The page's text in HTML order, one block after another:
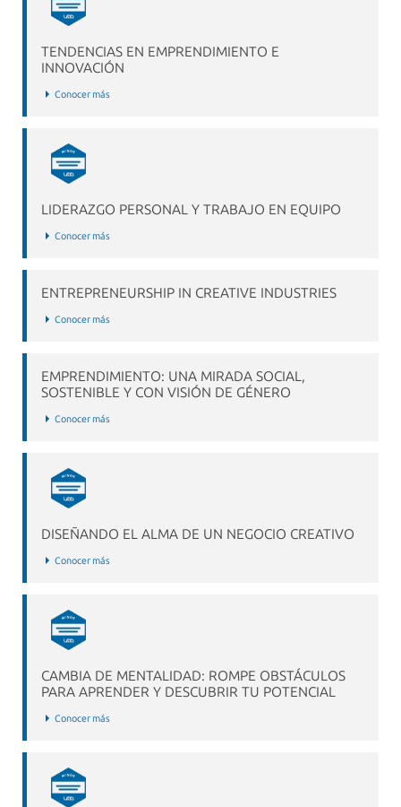
TENDENCIAS EN EMPRENDIMIENTO E
INNOVACIÓN
Conocer más
LIDERAZGO PERSONAL Y TRABAJO EN EQUIPO
Conocer más
ENTREPRENEURSHIP IN CREATIVE INDUSTRIES
Conocer más
EMPRENDIMIENTO: UNA MIRADA SOCIAL,
SOSTENIBLE Y CON VISIÓN DE GÉNERO
Conocer más
DISEÑANDO EL ALMA DE UN NEGOCIO CREATIVO
Conocer más
CAMBIA DE MENTALIDAD: ROMPE OBSTÁCULOS
PARA APRENDER Y DESCUBRIR TU POTENCIAL
Conocer más